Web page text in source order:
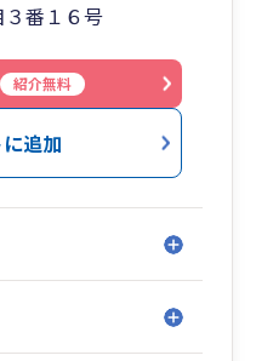
者やこれから開業を
も積極的にお受けさ
理士が直接対応させ
相談も増えてきてお
産賃貸業、IT関連、
貨物運送業、サービ
様にご愛顧いただい
番１６号
紹介無料
追加